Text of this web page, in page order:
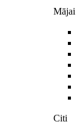
Mājai
Citi